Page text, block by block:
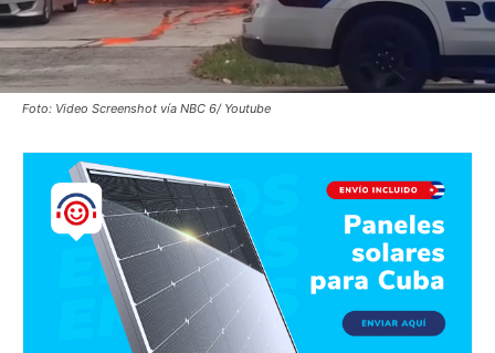
Foto: Video Screenshot vía NBC 6/ Youtube